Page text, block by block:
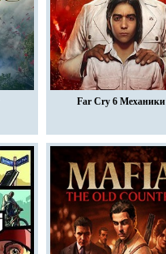
Far Cry 6 Механики